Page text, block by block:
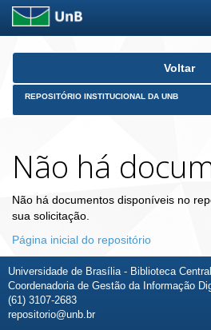
Skip
Voltar
REPOSITÓRIO INSTITUCIONAL DA UNB
Não há
Não há documentos disponíveis no
sua solicitação.
Página inicial do repositório
Universidade de Brasília - Biblioteca Central
Coordenadoria de Gestão da Informação
(61) 3107-2683
repositorio@unb.br